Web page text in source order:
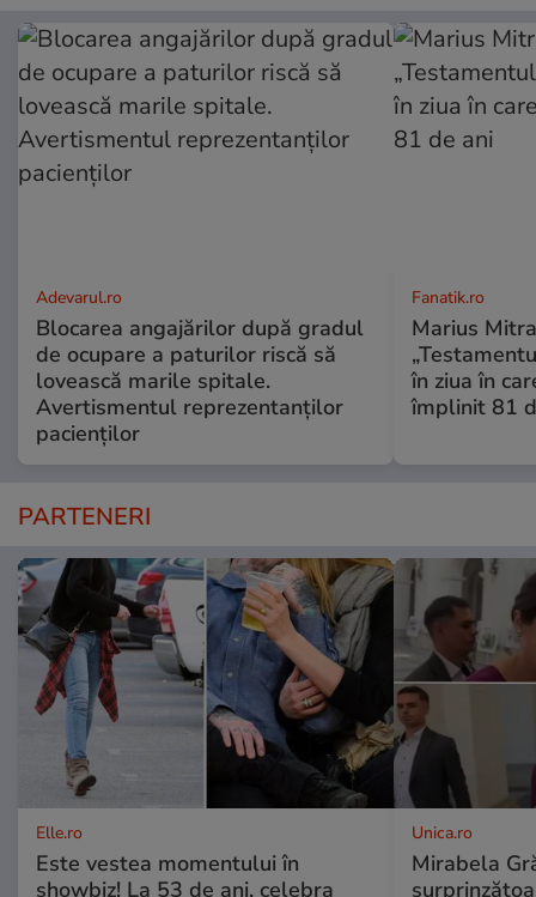
Adevarul.ro
Blocarea angajărilor după gradul
de ocupare a paturilor riscă să
lovească marile spitale.
Avertismentul reprezentanților
pacienților
Fanatik.ro
Marius
în ziua în
împlinit 81
PARTENERI
Elle.ro
Este vestea momentului în
showbiz! La 53 de ani, celebra
Unica.ro
Mirabela